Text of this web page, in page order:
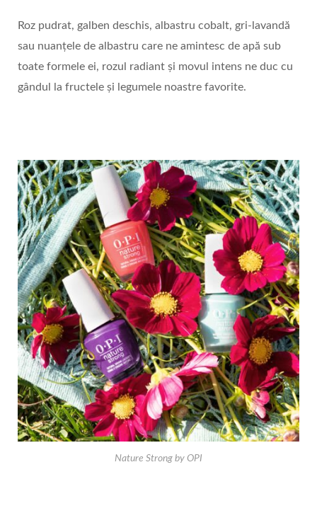
Roz pudrat, galben deschis, albastru cobalt, gri-lavandă
sau nuanțele de albastru care ne amintesc de apă sub
toate formele ei, rozul radiant și movul intens ne duc cu
gândul la fructele și legumele noastre favorite.
Nature Strong by OPI